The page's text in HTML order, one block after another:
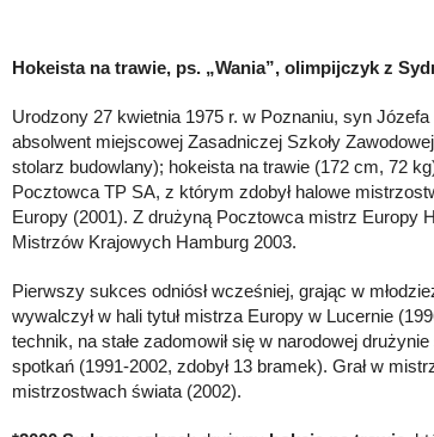
Hokeista na trawie, ps. „Wania”, olimpijczyk z
Urodzony 27 kwietnia 1975 r. w Poznaniu, syn
absolwent miejscowej Zasadniczej Szkoły
stolarz budowlany); hokeista na trawie (172 cm, 72
Pocztowca TP SA, z którym zdobył halowe
Europy (2001). Z drużyną Pocztowca mistrz Europy
Mistrzów Krajowych Hamburg 2003.
Pierwszy sukces odniósł wcześniej, grając w
wywalczył w hali tytuł mistrza Europy w Lucernie
technik, na stałe zadomowił się w narodowej
spotkań (1991-2002, zdobył 13 bramek). Grał w
mistrzostwach świata (2002).